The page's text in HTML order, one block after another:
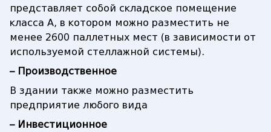
представляет собой складское помещение
класса А, в котором можно разместить не
менее 2600 паллетных мест (в зависимости от
используемой стеллажной системы).
– Производственное
В здании также можно разместить
предприятие любого вида
– Инвестиционное